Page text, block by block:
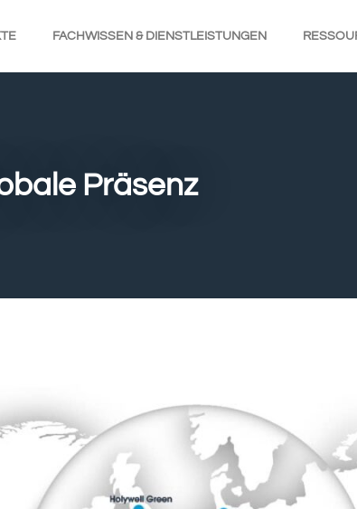
FACHWISSEN & DIENSTLEISTUNGEN
Präsenz